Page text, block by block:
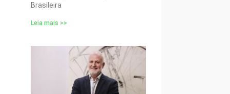
Brasileira
Leia mais >>